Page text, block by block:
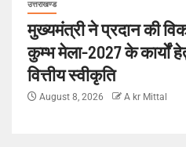
उत्तराखण्ड
मुख्यमंत्री ने प्रदान की
कुम्भ मेला-2027 के कार्यों
वित्तीय स्वीकृति
August 8, 2026 A kr Mittal